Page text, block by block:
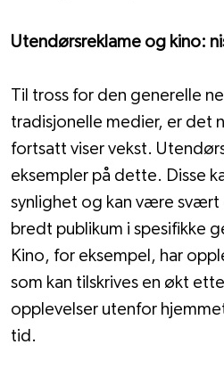
Utendørsreklame og kino:
Til tross for den generelle
tradisjonelle medier, er det
fortsatt viser vekst.
eksempler på dette. Disse
synlighet og kan være svært
bredt publikum i spesifikke
Kino, for eksempel, har
som kan tilskrives en økt
opplevelser utenfor
tid.